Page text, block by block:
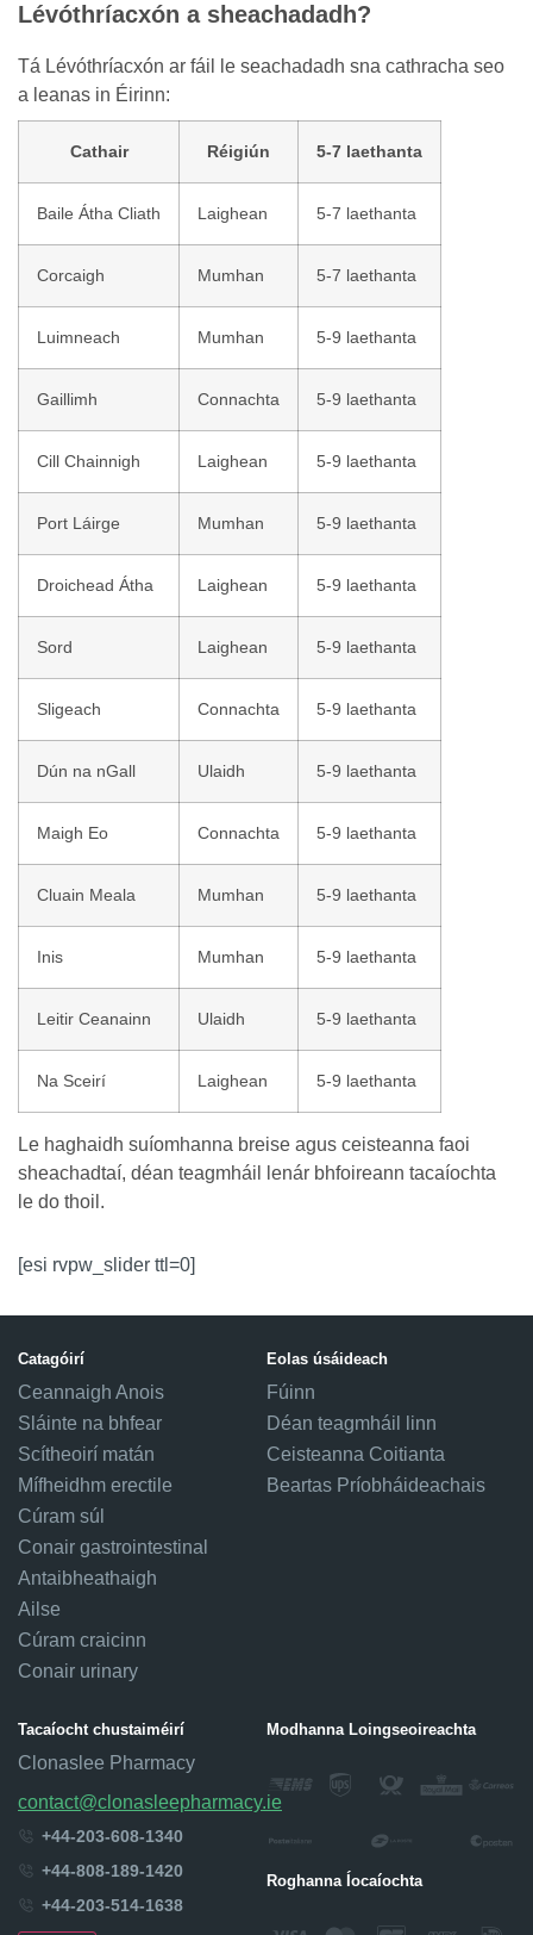
Lévóthríacxón a sheachadadh?
Tá Lévóthríacxón ar fáil le seachadadh sna cathracha seo
a leanas in Éirinn:
Cathair Réigiún 5-7 laethanta
Baile Átha Cliath Laighean 5-7 laethanta
Corcaigh Mumhan 5-7 laethanta
Luimneach Mumhan 5-9 laethanta
Gaillimh Connachta 5-9 laethanta
Cill Chainnigh Laighean 5-9 laethanta
Port Láirge Mumhan 5-9 laethanta
Droichead Átha Laighean 5-9 laethanta
Sord Laighean 5-9 laethanta
Sligeach Connachta 5-9 laethanta
Dún na nGall Ulaidh 5-9 laethanta
Maigh Eo Connachta 5-9 laethanta
Cluain Meala Mumhan 5-9 laethanta
Inis Mumhan 5-9 laethanta
Leitir Ceanainn Ulaidh 5-9 laethanta
Na Sceirí Laighean 5-9 laethanta
Le haghaidh suíomhanna breise agus ceisteanna faoi
sheachadtaí, déan teagmháil lenár bhfoireann tacaíochta
le do thoil.
[esi rvpw_slider ttl=0]
Catagóirí
Ceannaigh Anois
Sláinte na bhfear
Scítheoirí matán
Mífheidhm erectile
Cúram súl
Conair gastrointestinal
Antaibheathaigh
Ailse
Cúram craicinn
Conair urinary
Eolas úsáideach
Fúinn
Déan teagmháil linn
Ceisteanna Coitianta
Beartas Príobháideachais
Tacaíocht chustaiméirí
Clonaslee Pharmacy
contact@clonasleepharmacy.ie
+44-203-608-1340
+44-808-189-1420
+44-203-514-1638
Modhanna Loingseoireachta
Roghanna Íocaíochta